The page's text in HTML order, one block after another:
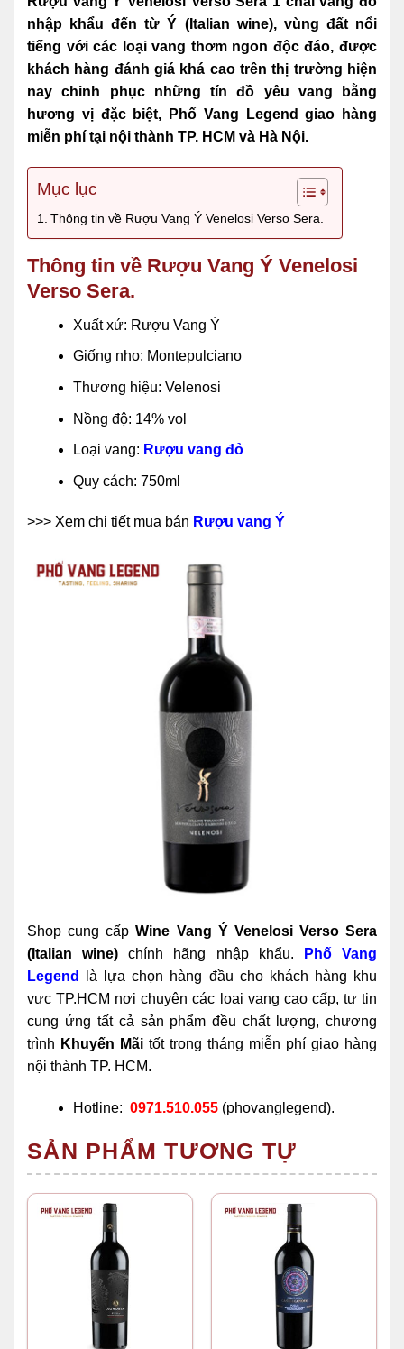
nhập khẩu đến từ Ý (Italian wine),vùng đất nổi
tiếng với các loại vang thơm ngon độc đáo, được
khách hàng đánh giá khá cao trên thị trường hiện
nay chinh phục những tín đồ yêu vang bằng
hương vị đặc biệt, Phố Vang Legend giao hàng
miễn phí tại nội thành TP. HCM và Hà Nội.
Mục lục
Thông tin về Rượu Vang Ý Venelosi Verso Sera.
Thông tin về Rượu Vang Ý Venelosi
Verso Sera.
Xuất xứ: Rượu Vang Ý
Giống nho: Montepulciano
Thương hiệu: Velenosi
Nồng độ: 14% vol
Loại vang: Rượu vang đỏ
Quy cách: 750ml
>>> Xem chi tiết mua bán Rượu vang Ý
Shop cung cấpWine Vang Ý Venelosi Verso Sera
(Italian wine)chính hãng nhập khẩu.
Phố Vang
Legend
là lựa chọn hàng đầu cho khách hàng khu
vực TP.HCM nơi chuyên các loại vang cao cấp, tự tin
cung ứng tất cả sản phẩm đều chất lượng, chương
trình Khuyến Mãi tốt trong tháng miễn phí giao hàng
nội thành TP. HCM.
Hotline: 0971.510.055 (phovanglegend).
SẢN PHẨM TƯƠNG TỰ